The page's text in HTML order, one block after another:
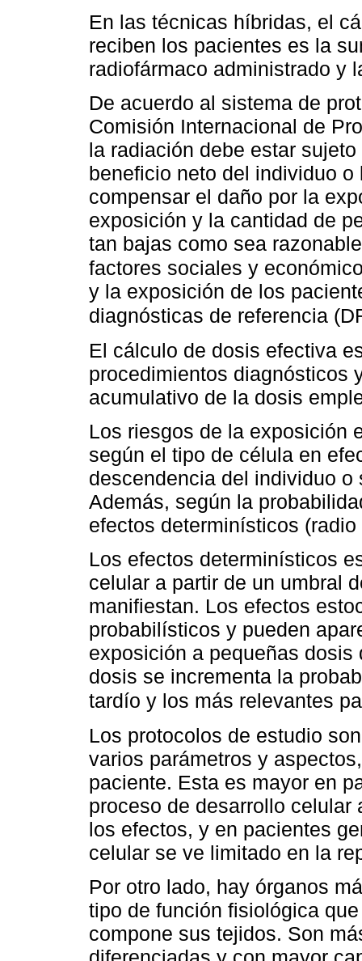
En las técnicas híbridas, el
reciben los pacientes es la
radiofármaco administrado y
De acuerdo al sistema de
Comisión Internacional de
la radiación debe estar
beneficio neto del individuo
compensar el daño por la
exposición y la cantidad de
tan bajas como sea
factores sociales y
y la exposición de los
diagnósticas de referencia
El cálculo de dosis efectiva
procedimientos diagnósticos
acumulativo de la dosis
Los riesgos de la exposición
según el tipo de célula en
descendencia del individuo
Además, según la
efectos determinísticos
Los efectos determinísticos
celular a partir de un umbral
manifiestan. Los efectos
probabilísticos y pueden
exposición a pequeñas
dosis se incrementa la
tardío y los más relevantes
Los protocolos de estudio
varios parámetros y
paciente. Esta es mayor en
proceso de desarrollo
los efectos, y en pacientes
celular se ve limitado en la
Por otro lado, hay órganos
tipo de función fisiológica
compone sus tejidos. Son